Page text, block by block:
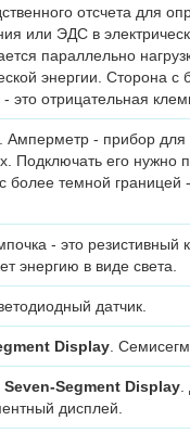
отсчета для
или ЭДС в
параллельно
энергии. Сторона с
- это отрицательная
. Амперметр - прибор для
Подключать его нужно
более темной границей
- это резистивный
энергию в виде света.
датчик.
Display .
Seven-Segment Display
дисплей.